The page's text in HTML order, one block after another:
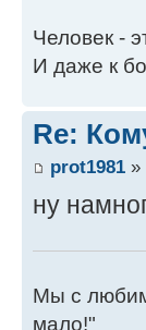
Человек -
И даже к
Re:
prot1981 »
ну
Мы с
мало!"